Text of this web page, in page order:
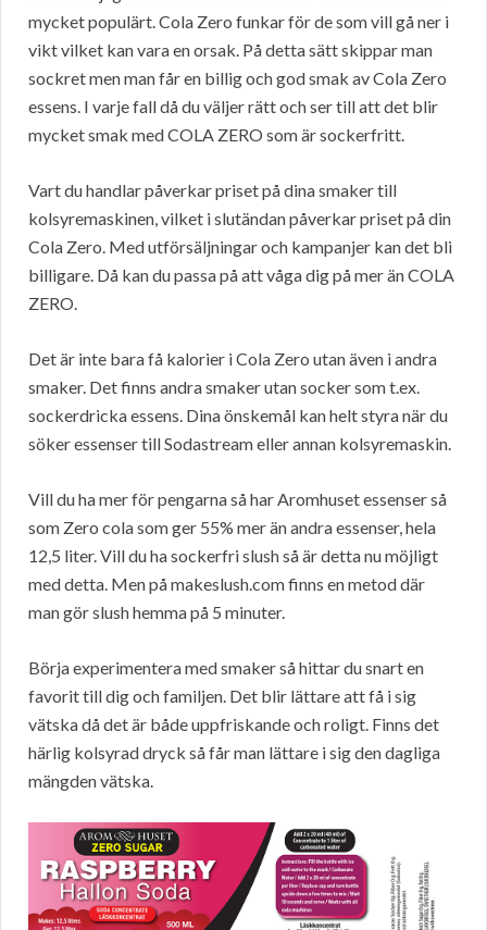
mycket populärt. Cola Zero funkar för de som vill gå ner i
vikt vilket kan vara en orsak. På detta sätt skippar man
sockret men man får en billig och god smak av Cola Zero
essens. I varje fall då du väljer rätt och ser till att det blir
mycket smak med COLA ZERO som är sockerfritt.
Vart du handlar påverkar priset på dina smaker till
kolsyremaskinen, vilket i slutändan påverkar priset på din
Cola Zero. Med utförsäljningar och kampanjer kan det bli
billigare. Då kan du passa på att våga dig på mer än COLA
ZERO.
Det är inte bara få kalorier i Cola Zero utan även i andra
smaker. Det finns andra smaker utan socker som t.ex.
sockerdricka essens. Dina önskemål kan helt styra när du
söker essenser till Sodastream eller annan kolsyremaskin.
Vill du ha mer för pengarna så har Aromhuset essenser så
som Zero cola som ger 55% mer än andra essenser, hela
12,5 liter. Vill du ha sockerfri slush så är detta nu möjligt
med detta. Men på makeslush.com finns en metod där
man gör slush hemma på 5 minuter.
Börja experimentera med smaker så hittar du snart en
favorit till dig och familjen. Det blir lättare att få i sig
vätska då det är både uppfriskande och roligt. Finns det
härlig kolsyrad dryck så får man lättare i sig den dagliga
mängden vätska.